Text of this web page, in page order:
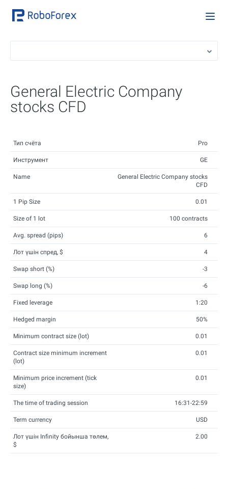
General Electric Company
stocks CFD
Тип счёта Pro
Инструмент GE
Name
General Electric Company stocks
CFD
1 Pip Size 0.01
Size of 1 lot 100 contracts
Avg. spread (pips) 6
Лот үшін спред, $ 4
Swap short (%) -3
Swap long (%) -6
Fixed leverage 1:20
Hedged margin 50%
Minimum contract size (lot) 0.01
Contract size minimum increment
(lot)
0.01
Minimum price increment (tick
size)
0.01
The time of trading session 16:31-22:59
Term currency USD
Лот үшін Infinity бойынша төлем,
$
2.00